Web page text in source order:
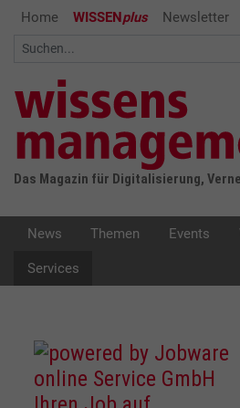
Home WISSENplus Newsletter
Das Magazin für Digitalisierung,
News Themen Events
Services